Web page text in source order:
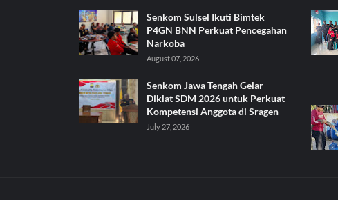
Senkom Sulsel Ikuti Bimtek
P4GN BNN Perkuat Pencegahan
Narkoba
August 07, 2026
Senkom Jawa Tengah Gelar
Diklat SDM 2026 untuk Perkuat
Kompetensi Anggota di Sragen
July 27, 2026